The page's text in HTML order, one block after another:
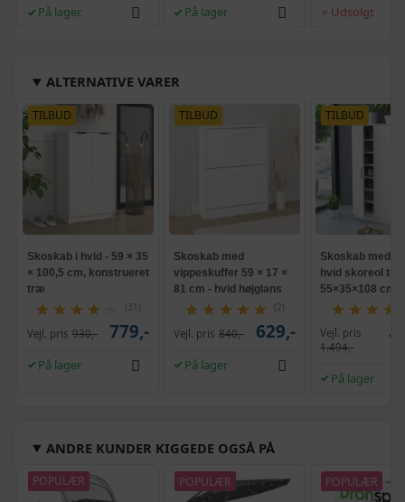
På lager På lager Udsolgt
ALTERNATIVE VARER
TILBUD
Skoskab i hvid - 59 × 35
× 100,5 cm, konstrueret
træ
(31)
Vejl. pris 930,- 779,-
På lager
TILBUD
Skoskab med
vippeskuffer 59 × 17 ×
81 cm - hvid højglans
(2)
Vejl. pris 840,- 629,-
På lager
TILBUD
Skoskab med 7
hvid skoreol til
55×35×108 cm
Vejl. pris
1.494,-
På lager
ANDRE KUNDER KIGGEDE OGSÅ PÅ
POPULÆR POPULÆR POPULÆR